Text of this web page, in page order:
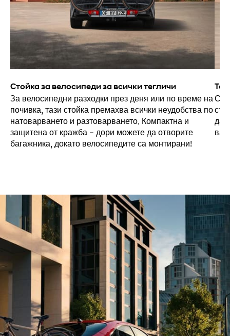
Стойка за велосипеди за всички тегличи
За велосипедни разходки през деня или по време на
почивка, тази стойка премахва всички неудобства по
натоварването и разтоварването. Компактна и
защитена от кражба – дори можете да отворите
багажника, докато велосипедите са монтирани!
да